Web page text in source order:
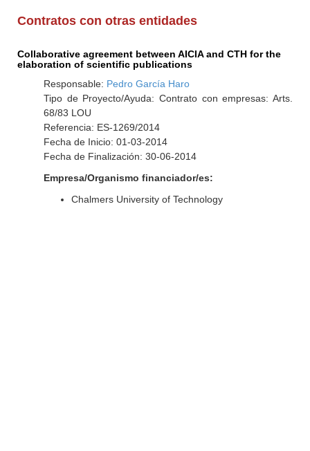
Contratos con otras entidades
Collaborative agreement between AICIA and CTH for the
elaboration of scientific publications
Responsable: Pedro García Haro
Tipo de Proyecto/Ayuda: Contrato con empresas: Arts.
68/83 LOU
Referencia: ES-1269/2014
Fecha de Inicio: 01-03-2014
Fecha de Finalización: 30-06-2014
Empresa/Organismo financiador/es:
Chalmers University of Technology